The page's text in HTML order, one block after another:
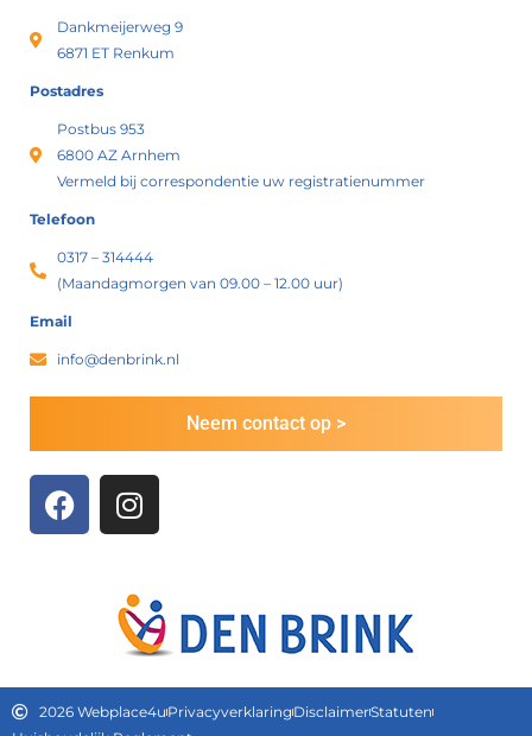
Dankmeijerweg 9
6871 ET Renkum
Postadres
Postbus 953
6800 AZ Arnhem
Vermeld bij correspondentie uw registratienummer
Telefoon
0317 – 314444
(Maandagmorgen van 09.00 – 12.00 uur)
Email
info@denbrink.nl
Neem contact op >
F
a
k
I
n
a
g
r
a
m
2026 Webplace4uPrivacyverklaringDisclaimerStatuten